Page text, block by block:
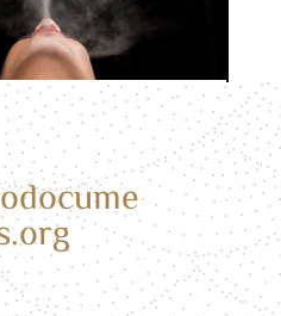
de la cigarette
faut savoir
a révolutionné la
le tabac et le
alternative populaire au